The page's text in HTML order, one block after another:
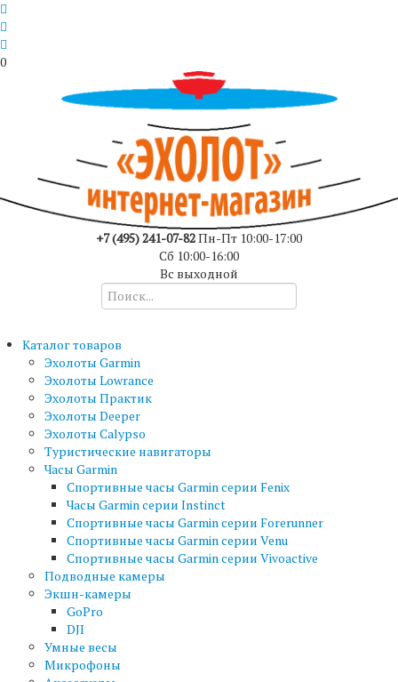
0
+7 (495) 241-07-82Пн-Пт 10:00-17:00
Сб 10:00-16:00
Вс выходной
Каталог товаров
Эхолоты Garmin
Эхолоты Lowrance
Эхолоты Практик
Эхолоты Deeper
Эхолоты Calypso
Туристические навигаторы
Часы Garmin
Спортивные часы Garmin серии Fenix
Часы Garmin серии Instinct
Спортивные часы Garmin серии Forerunner
Спортивные часы Garmin серии Venu
Спортивные часы Garmin серии Vivoactive
Подводные камеры
Экшн-камеры
GoPro
DJI
Умные весы
Микрофоны